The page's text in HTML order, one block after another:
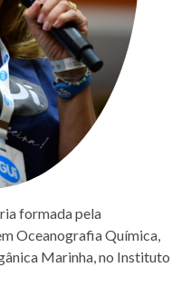
formada pela
Oceanografia Química,
Marinha, no Instituto